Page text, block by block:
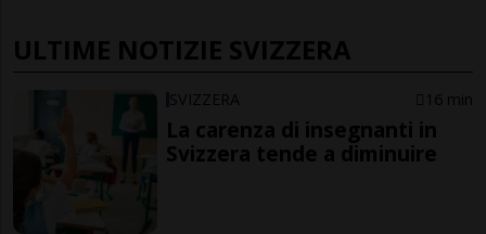
ULTIME NOTIZIE SVIZZERA
SVIZZERA 16 min
La carenza di insegnanti in
Svizzera tende a diminuire